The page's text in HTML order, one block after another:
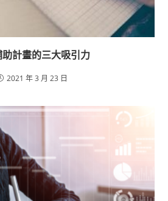
計畫的三大吸引力
2021 年 3 月 23 日